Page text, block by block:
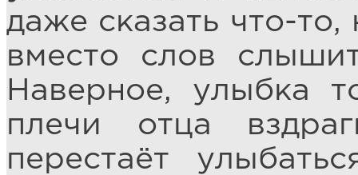
даже сказать что-
вместо слов
Наверное, улыбка
плечи отца
перестаёт